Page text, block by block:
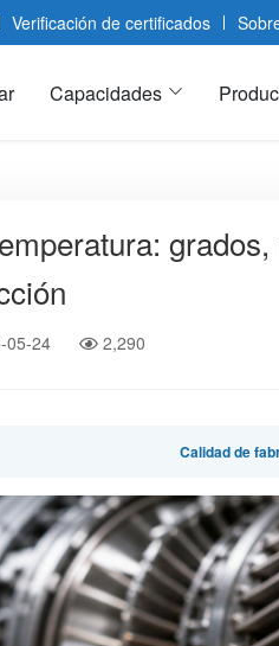
Verificación de certificados
Capacidades
05-24 2,290
Calidad de